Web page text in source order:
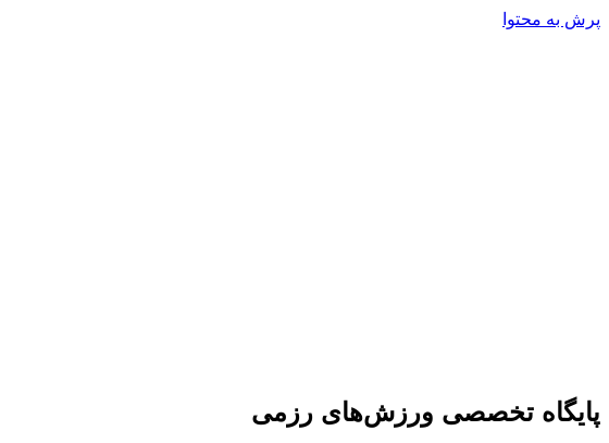
پرش به محتوا
پایگاه تخصصی ورزش‌های رزمی